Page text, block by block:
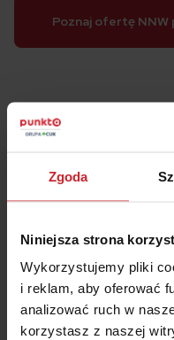
Zgoda
Niniejsza strona
Wykorzystujemy pliki
i reklam, aby oferować
analizować ruch w
korzystasz z naszej
Poznaj ofertę
Bardzo dobry –
Pomimo, że Beesafe
podstawowy to
rocznie, możemy
przypadku
wyróżnia Beesafe ro
przypadku zaginięcia